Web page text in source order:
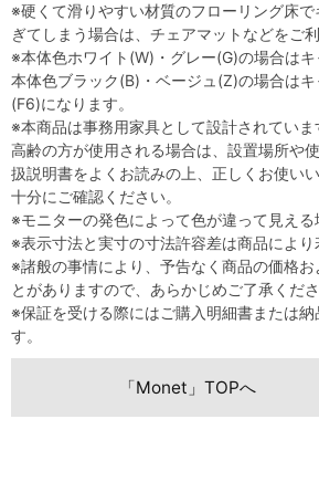
※硬くて滑りやすい材質のフローリング床
ぎてしまう場合は、チェアマットなどをご
※本体色ホワイト(W)・グレー(G)の場合はキ
本体色ブラック(B)・ベージュ(Z)の場合は
(F6)になります。
※本商品は事務用家具として設計されてい
高齢の方が使用される場合は、設置場所や
扱説明書をよくお読みの上、正しくお使い
十分にご確認ください。
※モニターの発色によって色が違って見える
※表示寸法と実寸の寸法許容差は商品により
※諸般の事情により、予告なく商品の価格お
とがありますので、あらかじめご了承くださ
※保証を受ける際にはご購入明細書または
す。
「Monet」TOPへ